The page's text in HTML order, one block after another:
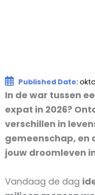
Published Date:
In de war tussen
expat in 2026?
verschillen in
gemeenschap, en
jouw droomleven
Vandaag de dag